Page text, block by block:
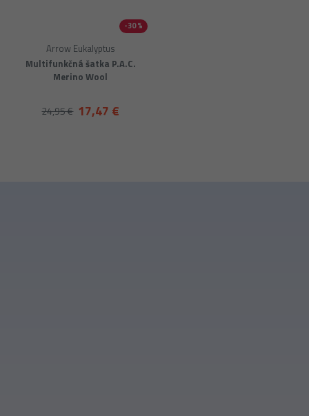
-30 %
Multifunkčná šatka P.A.C.
Merino Wool
Arrow Eukalyptus
17,47 €
24,95 €